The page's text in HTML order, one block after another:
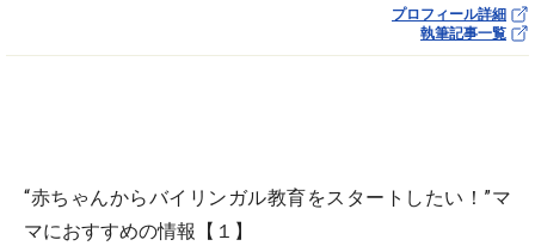
プロフィール詳細
執筆記事一覧
“赤ちゃんからバイリンガル教育をスタートしたい！”マ
マにおすすめの情報【１】